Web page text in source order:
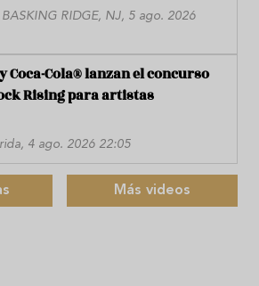
BASKING RIDGE, NJ, 5 ago. 2026
Coca-Cola® lanzan el concurso
Rising para artistas
4 ago. 2026 22:05
Más videos